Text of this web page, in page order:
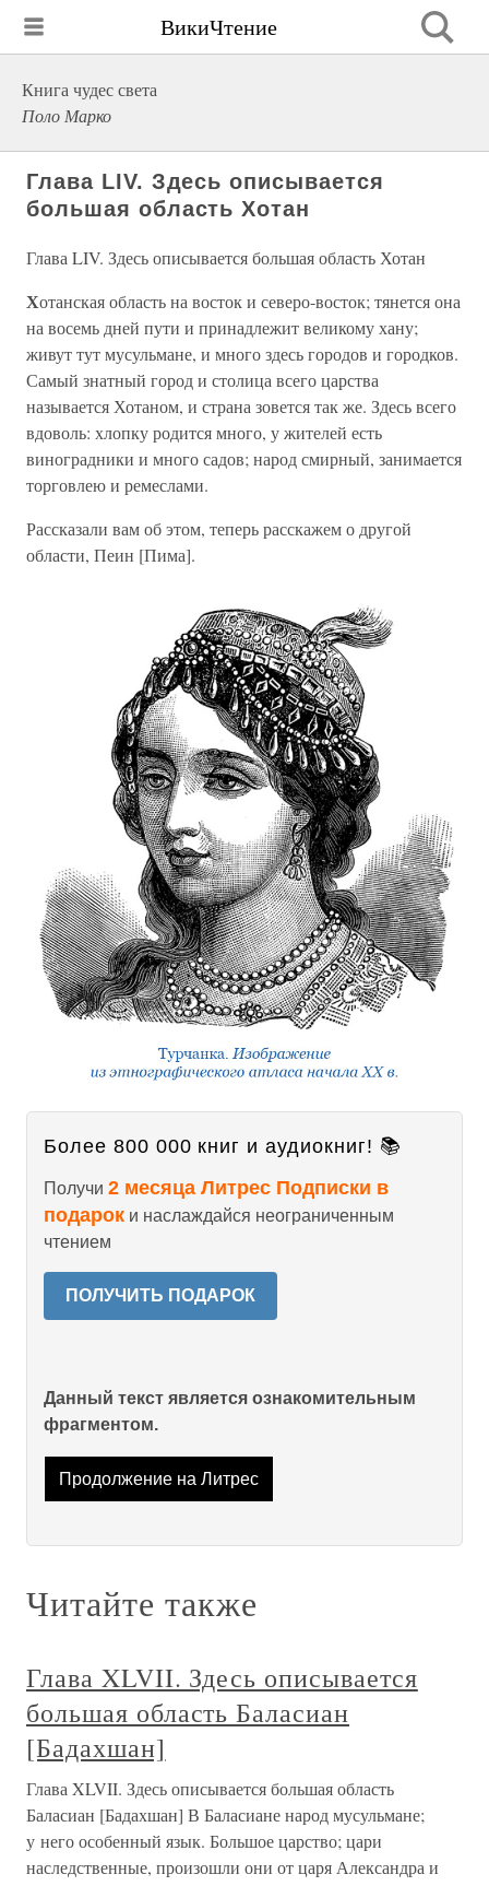
ВикиЧтение
Книга чудес света
Поло Марко
Глава LIV. Здесь описывается
большая область Хотан
Глава LIV. Здесь описывается большая область Хотан
Хотанская область на восток и северо-восток; тянется она
на восемь дней пути и принадлежит великому хану;
живут тут мусульмане, и много здесь городов и городков.
Самый знатный город и столица всего царства
называется Хотаном, и страна зовется так же. Здесь всего
вдоволь: хлопку родится много, у жителей есть
виноградники и много садов; народ смирный, занимается
торговлею и ремеслами.
Рассказали вам об этом, теперь расскажем о другой
области, Пеин [Пима].
Более 800 000 книг и аудиокниг! 📚
Получи 2 месяца Литрес Подписки в
подарок и наслаждайся неограниченным
чтением
ПОЛУЧИТЬ ПОДАРОК
Данный текст является ознакомительным
фрагментом.
Продолжение на Литрес
Читайте также
Глава XLVII. Здесь описывается
большая область Баласиан
[Бадахшан]
Глава XLVII. Здесь описывается большая область
Баласиан [Бадахшан] В Баласиане народ мусульмане;
у него особенный язык. Большое царство; цари
наследственные, произошли они от царя Александра и